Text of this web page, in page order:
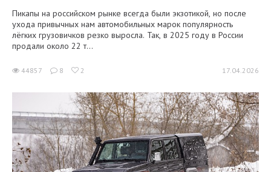
Пикапы на российском рынке всегда были экзотикой, но после
ухода привычных нам автомобильных марок популярность
лёгких грузовичков резко выросла. Так, в 2025 году в России
продали около 22 т...
44857 8 2 17.04.2026